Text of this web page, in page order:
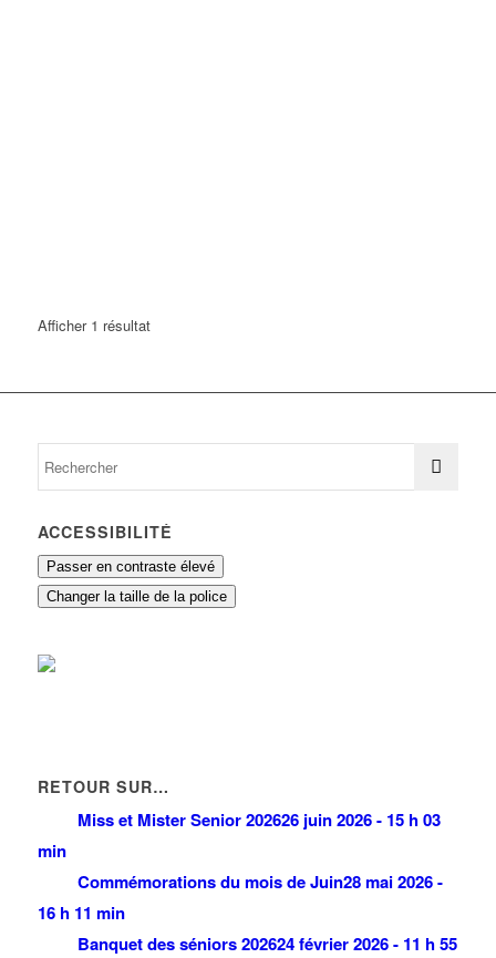
Afficher 1 résultat
ACCESSIBILITÉ
Passer en contraste élevé
Changer la taille de la police
RETOUR SUR…
Miss et Mister Senior 202626 juin 2026 - 15 h 03
min
Commémorations du mois de Juin28 mai 2026 -
16 h 11 min
Banquet des séniors 202624 février 2026 - 11 h 55